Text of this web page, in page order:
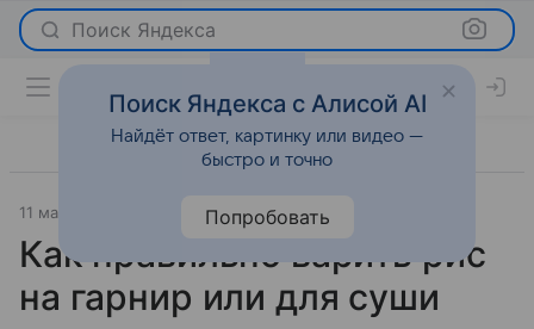
Поиск Яндекса
11 марта 2024 Лайфхаки
Как правильно варить рис
на гарнир или для суши
Поиск Яндекса с Алисой AI
Найдёт ответ, картинку или видео —
быстро и точно
Попробовать